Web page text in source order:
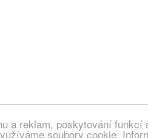
a reklam, poskytování
soubory cookie.